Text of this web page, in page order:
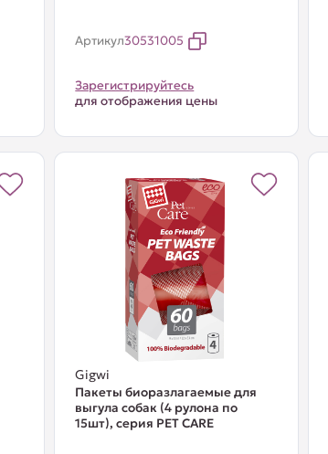
Артикул30531005
Зарегистрируйтесь
для отображения цены
Gigwi
Пакеты биоразлагаемые для
выгула собак (4 рулона по
15шт), серия PET CARE